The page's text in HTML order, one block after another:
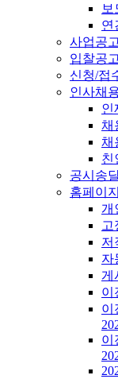
보
연
사업공고
입찰공고
신청/접
인사채
인
채
채
친
공시송
홈페이
개
고
저
자
게
이
이
이